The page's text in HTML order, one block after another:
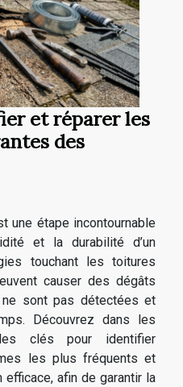
et réparer les
des
une étape incontournable
et la durabilité d’un
touchant les toitures
causer des dégâts
sont pas détectées et
Découvrez dans les
clés pour identifier
les plus fréquents et
efficace, afin de garantir la